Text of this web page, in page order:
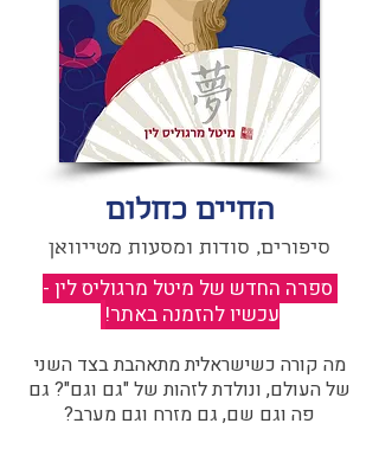
החיים כחלום
סיפורים, סודות ומסעות מטייוואן
ספרה החדש של מיטל מרגוליס לין -
עכשיו להזמנה באתר!
מה קורה כשישראלית מתאהבת בצד השני
של העולם, ונולדת לזהות של "גם וגם"? גם
פה וגם שם, גם מזרח וגם מערב?​​